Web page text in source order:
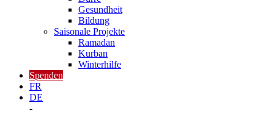
Gesundheit
Bildung
Saisonale Projekte
Ramadan
Kurban
Winterhilfe
Spenden
FR
DE
-